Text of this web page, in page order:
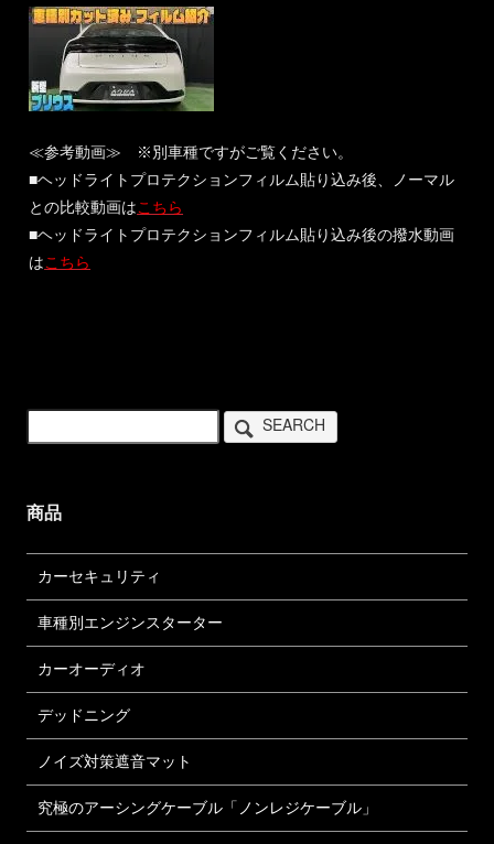
≪参考動画≫ ※別車種ですがご覧ください。
■ヘッドライトプロテクションフィルム貼り込み後、ノーマル
との比較動画はこちら
■ヘッドライトプロテクションフィルム貼り込み後の撥水動画
はこちら
SEARCH
商品
カーセキュリティ
車種別エンジンスターター
カーオーディオ
デッドニング
ノイズ対策遮音マット
究極のアーシングケーブル「ノンレジケーブル」